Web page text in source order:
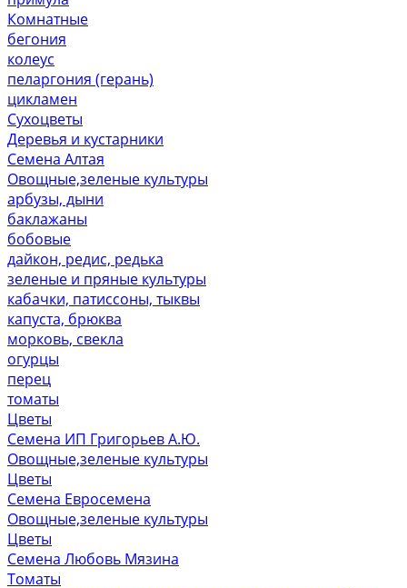
Комнатные
бегония
колеус
пеларгония (герань)
цикламен
Сухоцветы
Деревья и кустарники
Семена Алтая
Овощные,зеленые культуры
арбузы, дыни
баклажаны
бобовые
дайкон, редис, редька
зеленые и пряные культуры
кабачки, патиссоны, тыквы
капуста, брюква
морковь, свекла
огурцы
перец
томаты
Цветы
Семена ИП Григорьев А.Ю.
Овощные,зеленые культуры
Цветы
Семена Евросемена
Овощные,зеленые культуры
Цветы
Семена Любовь Мязина
Томаты